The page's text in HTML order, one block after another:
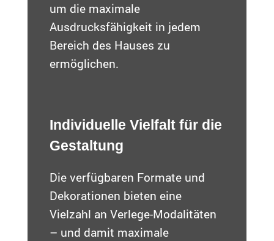
um die maximale
Ausdrucksfähigkeit in jedem
Bereich des Hauses zu
ermöglichen.
Individuelle Vielfalt für die
Gestaltung
Die verfügbaren Formate und
Dekorationen bieten eine
Vielzahl an Verlege-Modalitäten
– und damit maximale